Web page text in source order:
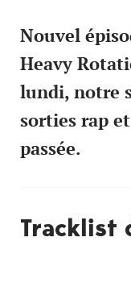
Nouvel
Heavy
lundi, notre
sorties rap
passée.
Tracklist